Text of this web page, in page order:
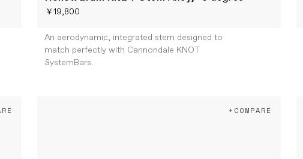
￥19,800
An aerodynamic, integrated stem designed to
match perfectly with Cannondale KNOT
SystemBars.
+COMPARE